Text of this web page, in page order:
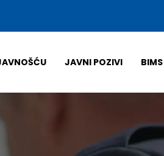
JAVNI POZIVI BIMS